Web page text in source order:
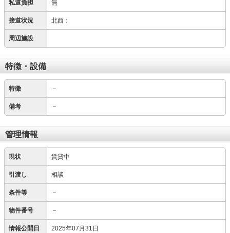
私道負担 無
接道状況 北西：
周辺施設
特徴・設備
特徴 －
備考 －
管理情報
現状 賃貸中
引渡し 相談
条件等 －
物件番号 －
情報公開日 2025年07月31日